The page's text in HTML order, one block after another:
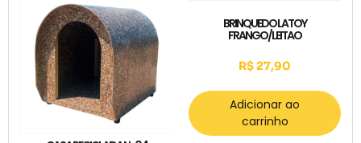
BRINQUEDO LATOY
FRANGO/LEITAO
R$27,90
Adicionar ao
carrinho